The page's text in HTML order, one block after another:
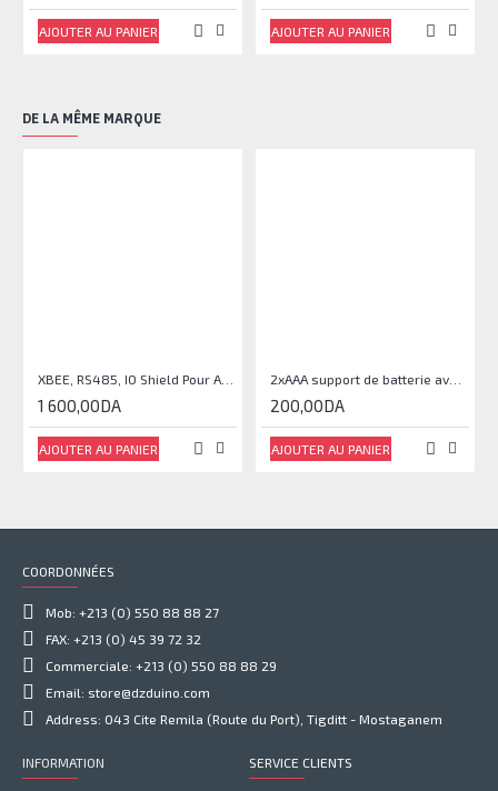
AJOUTER AU PANIER AJOUTER AU PANIER
DE LA MÊME MARQUE
1 600,00DA
AJOUTER AU PANIER
2xAAA support de batterie avec couvercle et interrupteur
200,00DA
AJOUTER AU PANIER
COORDONNÉES
Mob: +213 (0) 550 88 88 27
FAX: +213 (0) 45 39 72 32
Commerciale: +213 (0) 550 88 88 29
Email: store@dzduino.com
Address: 043 Cite Remila (Route du Port), Tigditt - Mostaganem
INFORMATION SERVICE CLIENTS